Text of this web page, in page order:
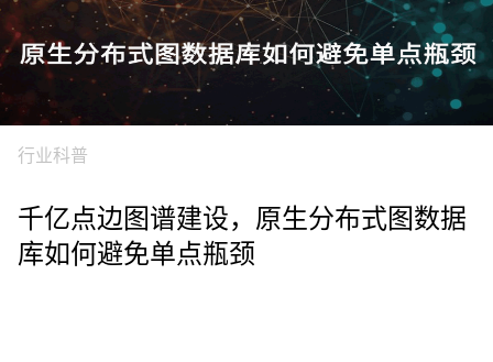
行业科普
千亿点边图谱建设，原生分布式图数据
库如何避免单点瓶颈